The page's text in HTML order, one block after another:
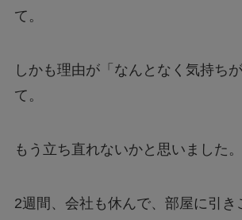
て。
しかも理由が「なんとなく気持ち
て。
もう立ち直れないかと思いました。
2週間、会社も休んで、部屋に引